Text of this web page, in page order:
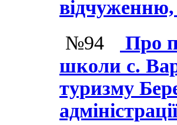
відчуженню,
№94
Про
школи с.
туризму
адміністрації